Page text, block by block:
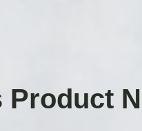
Product